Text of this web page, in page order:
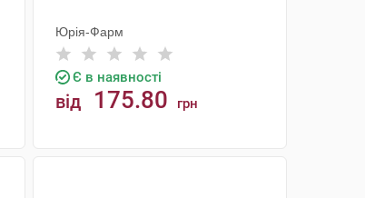
Юрія-Фарм
Є в наявності
від 175.80 грн